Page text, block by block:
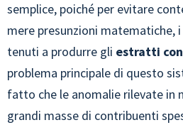
semplice, poiché per evitare
mere presunzioni matematiche,
tenuti a produrre gli estratti
problema principale di questo
fatto che le anomalie rilevate in
grandi masse di contribuenti